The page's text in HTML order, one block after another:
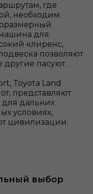
где
необходим
для
клиренс,
позволяют
другие пасуют.
Toyota Land
представляют
для дальних
условиях,
цивилизации.
выбор